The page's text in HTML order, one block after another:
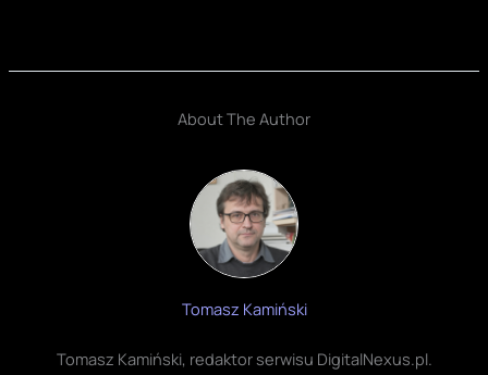
About The Author
Tomasz Kamiński
Tomasz Kamiński, redaktor serwisu DigitalNexus.pl.